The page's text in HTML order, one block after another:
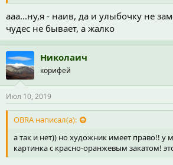
ааа...ну,я - наив, да и улыбочку не
чудес не бывает, а жалко
Николаич
корифей
Июл 10, 2019
OBRA написал(а):
а так и нет)) но художник имеет право!! у
картинка с красно-оранжевым закатом!